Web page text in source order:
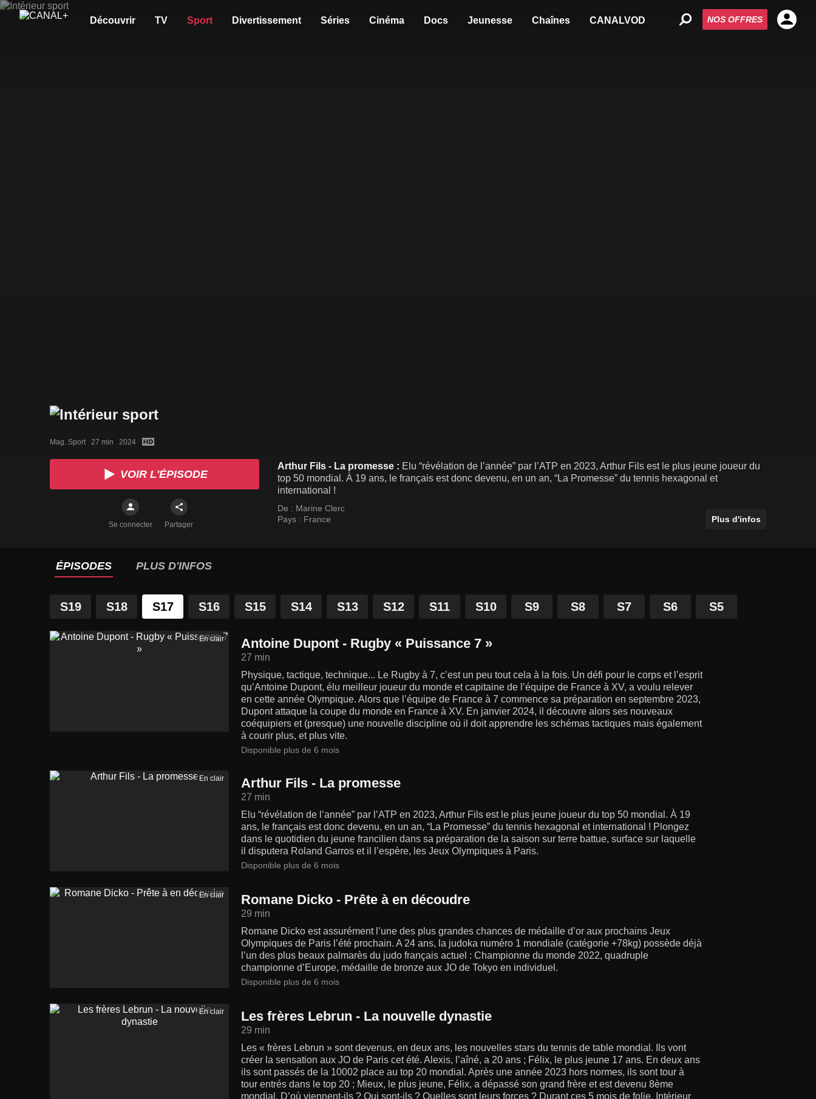
Découvrir TV Sport Divertissement Séries Cinéma Docs Jeunesse Chaînes CANALVOD NOS OFFRES
Mag. Sport   27 min   2024
VOIR L'ÉPISODE
Se connecter Partager
Arthur Fils - La promesse : Elu “révélation de l’année” par l’ATP en 2023, Arthur Fils est le plus jeune joueur du
top 50 mondial. À 19 ans, le français est donc devenu, en un an, “La Promesse” du tennis hexagonal et
international !
De : Marine Clerc
Pays : France Plus d'infos
ÉPISODES PLUS D'INFOS
S19 S18 S17 S16 S15 S14 S13 S12 S11 S10 S9 S8 S7 S6 S5
En clair Antoine Dupont - Rugby « Puissance 7 »
27 min
Physique, tactique, technique... Le Rugby à 7, c’est un peu tout cela à la fois. Un défi pour le corps et l’esprit
qu’Antoine Dupont, élu meilleur joueur du monde et capitaine de l’équipe de France à XV, a voulu relever
en cette année Olympique. Alors que l’équipe de France à 7 commence sa préparation en septembre 2023,
Dupont attaque la coupe du monde en France à XV. En janvier 2024, il découvre alors ses nouveaux
coéquipiers et (presque) une nouvelle discipline où il doit apprendre les schémas tactiques mais également
à courir plus, et plus vite.
Disponible plus de 6 mois
En clair Arthur Fils - La promesse
27 min
Elu “révélation de l’année” par l’ATP en 2023, Arthur Fils est le plus jeune joueur du top 50 mondial. À 19
ans, le français est donc devenu, en un an, “La Promesse” du tennis hexagonal et international ! Plongez
dans le quotidien du jeune francilien dans sa préparation de la saison sur terre battue, surface sur laquelle
il disputera Roland Garros et il l’espère, les Jeux Olympiques à Paris.
Disponible plus de 6 mois
En clair Romane Dicko - Prête à en découdre
29 min
Romane Dicko est assurément l’une des plus grandes chances de médaille d’or aux prochains Jeux
Olympiques de Paris l’été prochain. A 24 ans, la judoka numéro 1 mondiale (catégorie +78kg) possède déjà
l’un des plus beaux palmarès du judo français actuel : Championne du monde 2022, quadruple
championne d’Europe, médaille de bronze aux JO de Tokyo en individuel.
Disponible plus de 6 mois
En clair Les frères Lebrun - La nouvelle dynastie
29 min
Les « frères Lebrun » sont devenus, en deux ans, les nouvelles stars du tennis de table mondial. Ils vont
créer la sensation aux JO de Paris cet été. Alexis, l’aîné, a 20 ans ; Félix, le plus jeune 17 ans. En deux ans
ils sont passés de la 10002 place au top 20 mondial. Après une année 2023 hors normes, ils sont tour à
tour entrés dans le top 20 ; Mieux, le plus jeune, Félix, a dépassé son grand frère et est devenu 8ème
mondial. D’où viennent-ils ? Qui sont-ils ? Quelles sont leurs forces ? Durant ces 5 mois de folie, Intérieur